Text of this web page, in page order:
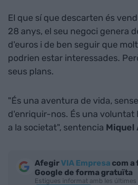
El que sí que descarten és
28 anys, el seu negoci genera
d'euros i de ben seguir que
podrien estar interessades.
seus plans.
"És una aventura de vida,
d'enriquir-nos. És una
a la societat", sentencia Miquel
AfegirVIA Empresa com
Google de forma gratuïta
Estigues informat amb les